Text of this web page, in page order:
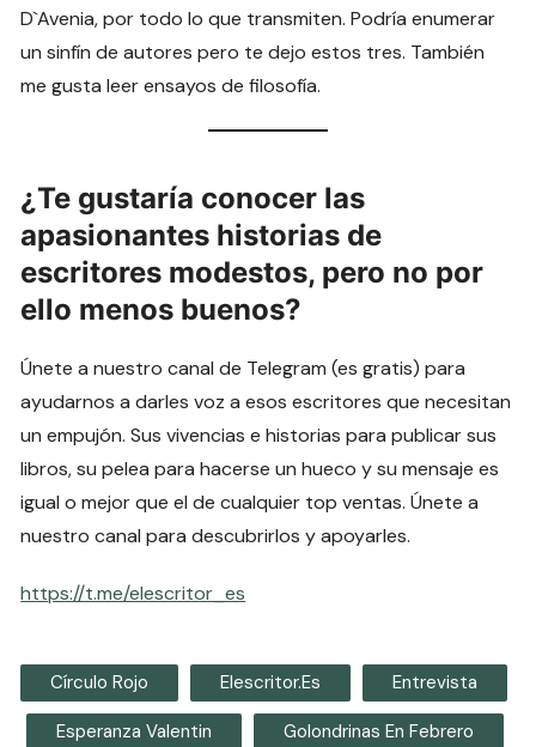
D`Avenia, por todo lo que transmiten. Podría enumerar
un sinfín de autores pero te dejo estos tres. También
me gusta leer ensayos de filosofía.
¿Te gustaría conocer las
apasionantes historias de
escritores modestos, pero no por
ello menos buenos?
Únete a nuestro canal de Telegram (es gratis) para
ayudarnos a darles voz a esos escritores que necesitan
un empujón. Sus vivencias e historias para publicar sus
libros, su pelea para hacerse un hueco y su mensaje es
igual o mejor que el de cualquier top ventas. Únete a
nuestro canal para descubrirlos y apoyarles.
https://t.me/elescritor_es
Círculo Rojo Elescritor.es Entrevista
Esperanza Valentin Golondrinas En Febrero